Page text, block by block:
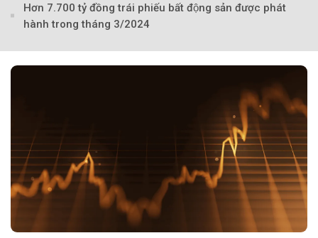
Hơn 7.700 tỷ đồng trái phiếu bất động sản được phát
hành trong tháng 3/2024